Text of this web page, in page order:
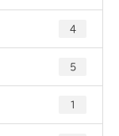
4
5
1